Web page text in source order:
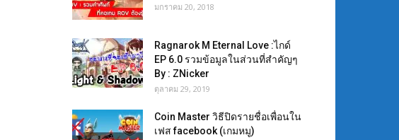
มกราคม 20, 2018
Ragnarok M Eternal Love :ไกด์
EP 6.0 รวมข้อมูลในส่วนที่สำคัญๆ
By : ZNicker
ตุลาคม 29, 2019
Coin Master วิธีปิดรายชื่อเพื่อนใน
เฟส facebook (เกมหมู)